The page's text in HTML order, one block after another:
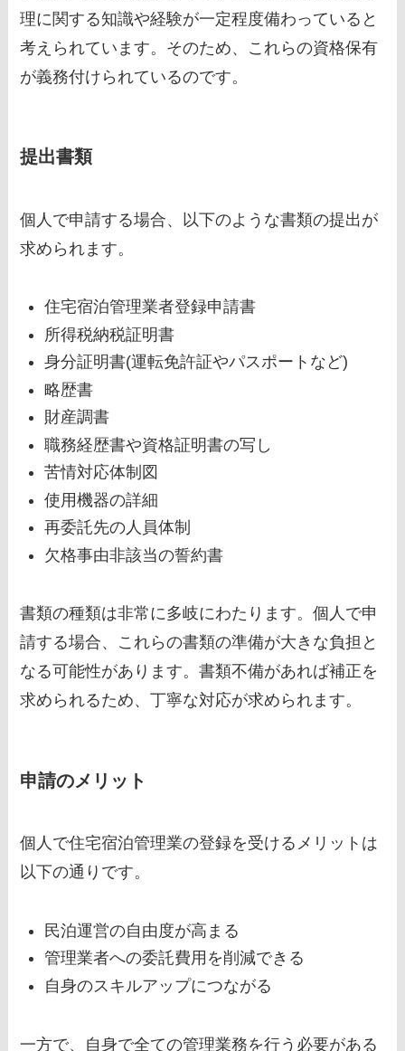
理に関する知識や経験が一定程度備わっていると
考えられています。そのため、これらの資格保有
が義務付けられているのです。
提出書類
個人で申請する場合、以下のような書類の提出が
求められます。
住宅宿泊管理業者登録申請書
所得税納税証明書
身分証明書(運転免許証やパスポートなど)
略歴書
財産調書
職務経歴書や資格証明書の写し
苦情対応体制図
使用機器の詳細
再委託先の人員体制
欠格事由非該当の誓約書
書類の種類は非常に多岐にわたります。個人で申
請する場合、これらの書類の準備が大きな負担と
なる可能性があります。書類不備があれば補正を
求められるため、丁寧な対応が求められます。
申請のメリット
個人で住宅宿泊管理業の登録を受けるメリットは
以下の通りです。
民泊運営の自由度が高まる
管理業者への委託費用を削減できる
自身のスキルアップにつながる
一方で、自身で全ての管理業務を行う必要がある